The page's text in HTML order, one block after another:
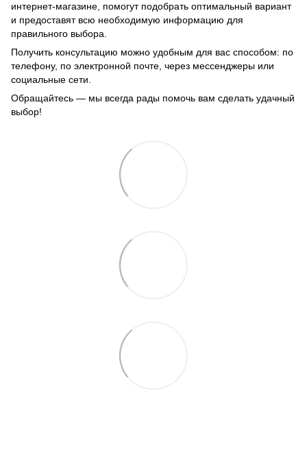
интернет-магазине, помогут подобрать оптимальный вариант
и предоставят всю необходимую информацию для
правильного выбора.
Получить консультацию можно удобным для вас способом: по
телефону, по электронной почте, через мессенджеры или
социальные сети.
Обращайтесь — мы всегда рады помочь вам сделать удачный
выбор!